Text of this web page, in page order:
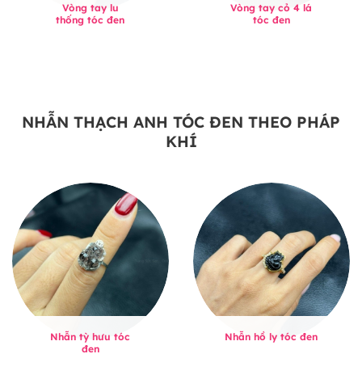
Vòng tay lu
thống tóc đen
Vòng tay cỏ 4 lá
tóc đen
NHẪN THẠCH ANH TÓC ĐEN THEO PHÁP
KHÍ
Nhẫn tỳ hưu tóc
đen
Nhẫn hồ ly tóc đen